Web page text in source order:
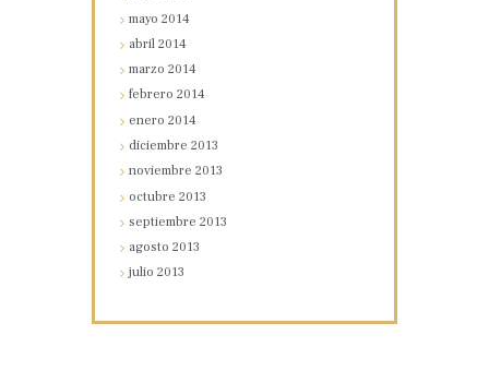
mayo2014
abril2014
marzo2014
febrero2014
enero2014
diciembre2013
noviembre2013
octubre2013
septiembre2013
agosto2013
julio2013